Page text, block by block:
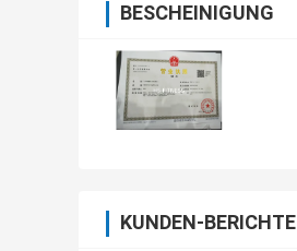
BESCHEINIGUNG
KUNDEN-BERICHTE